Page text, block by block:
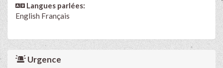
Langues parlées:
English Français
Urgence